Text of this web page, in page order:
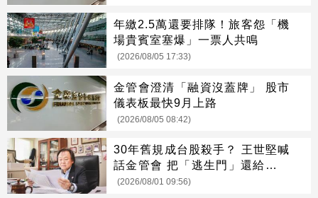
年繳2.5萬還要排隊！旅客怨「機
場貴賓室塞爆」一票人共鳴
(2026/08/05 17:33)
金管會澄清「融資沒蓋牌」 股市
儀表板最快9月上路
(2026/08/05 08:42)
30年舊規成台股殺手？ 王世堅喊
話金管會 把「逃生門」還給投資
人
(2026/08/01 09:56)